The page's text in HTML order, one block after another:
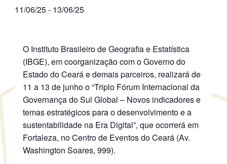
11/06/25- 13/06/25
O Instituto Brasileiro de Geografia e Estatística
(IBGE), em coorganização com o Governo do
Estado do Ceará e demais parceiros, realizará de
11 a 13 de junho o “Triplo Fórum Internacional da
Governança do Sul Global – Novos indicadores e
temas estratégicos para o desenvolvimento e a
sustentabilidade na Era Digital”, que ocorrerá em
Fortaleza, no Centro de Eventos do Ceará (Av.
Washington Soares, 999).